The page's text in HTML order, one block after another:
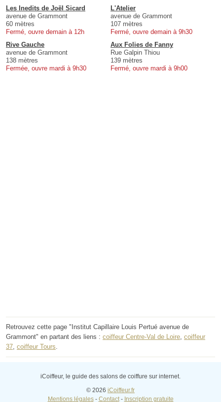
Les Inedits de Joël Sicard
avenue de Grammont
60 mètres
Fermé, ouvre demain à 12h
L'Atelier
avenue de Grammont
107 mètres
Fermé, ouvre demain à 9h30
Rive Gauche
avenue de Grammont
138 mètres
Fermée, ouvre mardi à 9h30
Aux Folies de Fanny
Rue Galpin Thiou
139 mètres
Fermé, ouvre mardi à 9h00
Retrouvez cette page "Institut Capillaire Louis Pertué avenue de
Grammont" en partant des liens : coiffeur Centre-Val de Loire coiffeur
37 coiffeur Tours
iCoiffeur, le guide des salons de coiffure sur internet.
© 2026 iCoiffeur.fr
Mentions légales- Contact- Inscription gratuite